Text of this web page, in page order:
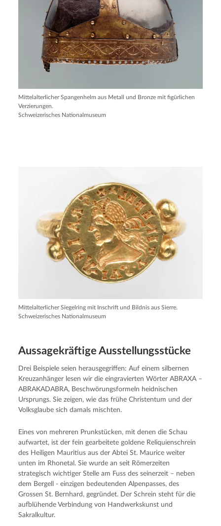
Mittelalterlicher Spangenhelm aus Metall und Bronze mit figürlichen
Verzierungen.
Schweizerisches Nationalmuseum
Mittelalterlicher Siegelring mit Inschrift und Bildnis aus Sierre.
Schweizerisches Nationalmuseum
Aussagekräftige Ausstellungsstücke
Drei Beispiele seien herausgegriffen: Auf einem silbernen
Kreuzanhänger lesen wir die eingravierten Wörter ABRAXA –
ABRAKADABRA, Beschwörungsformeln heidnischen
Ursprungs. Sie zeigen, wie das frühe Christentum und der
Volksglaube sich damals mischten.
Eines von mehreren Prunkstücken, mit denen die Schau
aufwartet, ist der fein gearbeitete goldene Reliquienschrein
des Heiligen Mauritius aus der Abtei St. Maurice weiter
unten im Rhonetal. Sie wurde an seit Römerzeiten
strategisch wichtiger Stelle am Fuss des seinerzeit – neben
dem Bergell - einzigen bedeutenden Alpenpasses, des
Grossen St. Bernhard, gegründet. Der Schrein steht für die
aufblühende Verbindung von Handwerkskunst und
Sakralkultur.